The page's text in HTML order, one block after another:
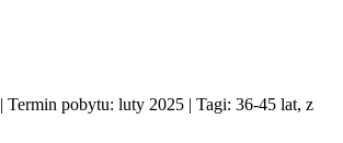
| Termin pobytu: luty 2025 | Tagi: 36-45 lat, z